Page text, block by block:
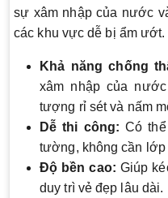
sự xâm nhập của nước
các khu vực dễ bị ẩm
Khả năng chống
xâm nhập của
tượng rỉ sét và nấm
Dễ thi công: Có
tường, không cần lớp
Độ bền cao: Giúp
duy trì vẻ đẹp lâu dài.